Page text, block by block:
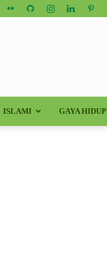
ISLAMI GAYA HIDUP